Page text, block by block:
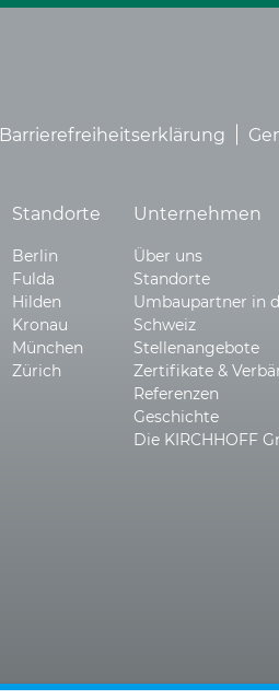
Barrierefreiheitserklärung
Standorte
Berlin
Fulda
Hilden
Kronau
München
Zürich
Unternehmen
Über uns
Standorte
Umbaupartner in
Schweiz
Stellenangebote
Zertifikate &
Referenzen
Geschichte
Die KIRCHHOFF